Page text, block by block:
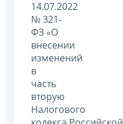
14.07.2022
№ 321-
ФЗ «О
внесении
изменений
в
часть
вторую
Налогового